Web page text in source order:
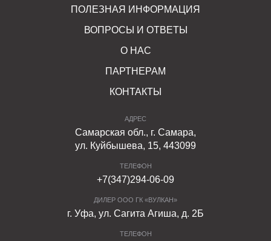
ПОЛЕЗНАЯ ИНФОРМАЦИЯ
ВОПРОСЫ И ОТВЕТЫ
О НАС
ПАРТНЕРАМ
КОНТАКТЫ
АДРЕС
Самарская обл., г. Самара,
ул. Куйбышева, 15, 443099
ТЕЛЕФОН
+7(347)294-06-09
ДИЛЕР ООО ГК «ВУЛКАН»
г. Уфа, ул. Сагита Агиша, д. 2Б
ТЕЛЕФОН